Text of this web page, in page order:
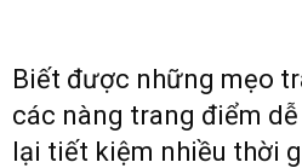
Biết được những mẹo
các nàng trang điểm
lại tiết kiệm nhiều thời